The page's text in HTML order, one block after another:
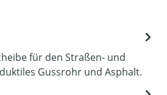
für den Straßen- und
Gussrohr und Asphalt.